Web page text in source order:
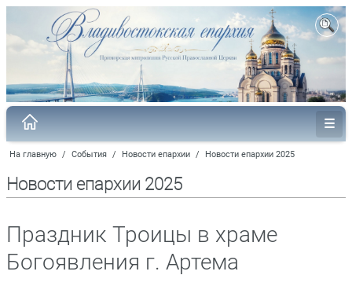
На главную / События / Новости епархии / Новости епархии 2025
Новости епархии 2025
Праздник Троицы в храме
Богоявления г. Артема